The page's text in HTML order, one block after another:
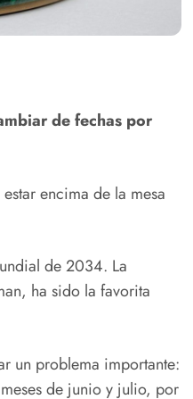
de fechas por
encima de la mesa
de 2034. La
ha sido la favorita
un problema importante:
de junio y julio, por